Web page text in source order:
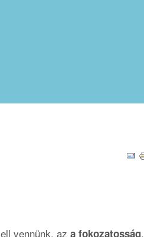
vennünk, az a fokozatosság.